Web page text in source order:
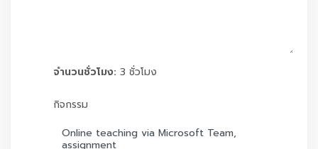
จำนวนชั่วโมง: 3 ชั่วโมง
กิจกรรม